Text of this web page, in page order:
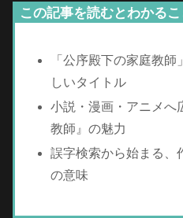
この記事を読むとわかるこ
「公序殿下の家庭教
しいタイトル
小説・漫画・アニメへ
教師』の魅力
誤字検索から始まる、
の意味